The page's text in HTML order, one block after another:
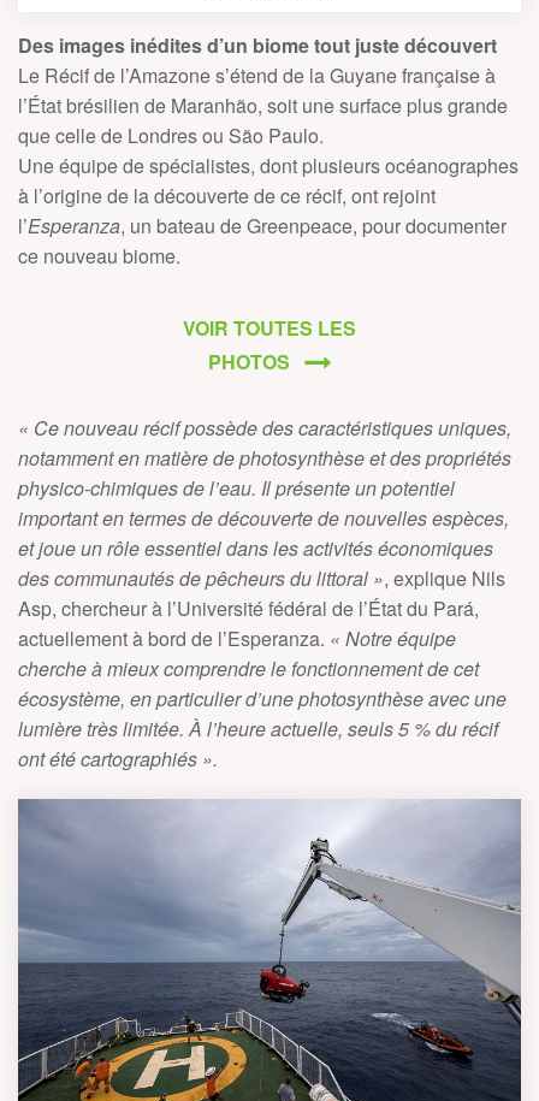
Des images inédites d’un biome tout juste découvert
Le Récif de l’Amazone s’étend de la Guyane française à
l’État brésilien de Maranhão, soit une surface plus grande
que celle de Londres ou São Paulo.
Une équipe de spécialistes, dont plusieurs océanographes
à l’origine de la découverte de ce récif, ont rejoint
l’Esperanza, un bateau de Greenpeace, pour documenter
ce nouveau biome.
VOIR TOUTES LES
PHOTOS
« Ce nouveau récif possède des caractéristiques uniques,
notamment en matière de photosynthèse et des propriétés
physico-chimiques de l’eau. Il présente un potentiel
important en termes de découverte de nouvelles espèces,
et joue un rôle essentiel dans les activités économiques
des communautés de pêcheurs du littoral », explique Nils
Asp, chercheur à l’Université fédéral de l’État du Pará,
actuellement à bord de l’Esperanza. « Notre équipe
cherche à mieux comprendre le fonctionnement de cet
écosystème, en particulier d’une photosynthèse avec une
lumière très limitée. À l’heure actuelle, seuls 5 % du récif
ont été cartographiés ».